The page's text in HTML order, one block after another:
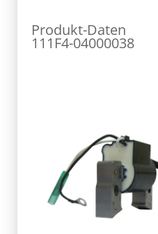
Produkt-Daten
111F4-04000038